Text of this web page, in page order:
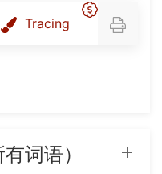
Tracing
词语）